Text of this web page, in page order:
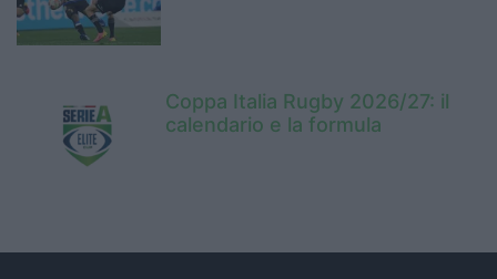
Coppa Italia Rugby 2026/27: il
calendario e la formula